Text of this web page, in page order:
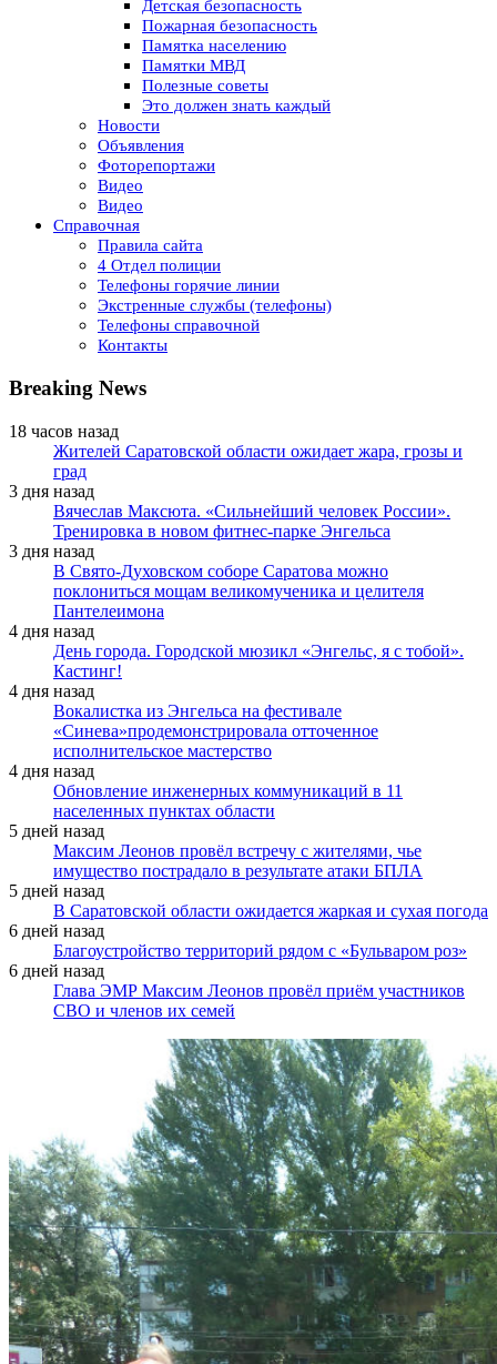
Детская безопасность
Пожарная безопасность
Памятка населению
Памятки МВД
Полезные советы
Это должен знать каждый
Новости
Объявления
Фоторепортажи
Видео
Видео
Справочная
Правила сайта
4 Отдел полиции
Телефоны горячие линии
Экстренные службы (телефоны)
Телефоны справочной
Контакты
Breaking News
18 часов назад
Жителей Саратовской области ожидает жара, грозы и
град
3 дня назад
Вячеслав Максюта. «Сильнейший человек России».
Тренировка в новом фитнес-парке Энгельса
3 дня назад
В Свято-Духовском соборе Саратова можно
поклониться мощам великомученика и целителя
Пантелеимона
4 дня назад
День города. Городской мюзикл «Энгельс, я с тобой».
Кастинг!
4 дня назад
Вокалистка из Энгельса на фестивале
«Синева»продемонстрировала отточенное
исполнительское мастерство
4 дня назад
Обновление инженерных коммуникаций в 11
населенных пунктах области
5 дней назад
Максим Леонов провёл встречу с жителями, чье
имущество пострадало в результате атаки БПЛА
5 дней назад
В Саратовской области ожидается жаркая и сухая погода
6 дней назад
Благоустройство территорий рядом с «Бульваром роз»
6 дней назад
Глава ЭМР Максим Леонов провёл приём участников
СВО и членов их семей